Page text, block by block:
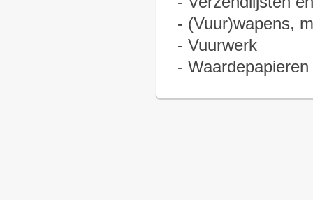
- (Vuur)wapens,
- Vuurwerk
- Waardepapieren